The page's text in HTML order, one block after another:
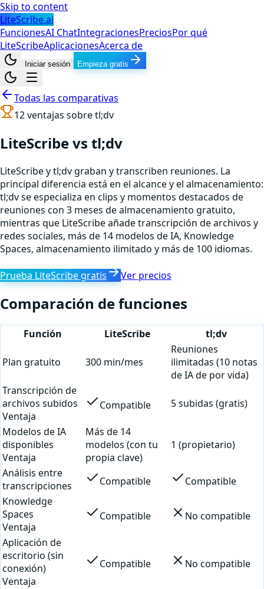
Skip to content
LiteScribe.ai
FuncionesAI ChatIntegracionesPreciosPor qué
LiteScribeAplicacionesAcerca de
Iniciar sesión Empieza gratis
Todas las comparativas
12ventajas sobretl;dv
LiteScribe vs tl;dv
LiteScribe y tl;dv graban y transcriben reuniones. La
principal diferencia está en el alcance y el almacenamiento:
tl;dv se especializa en clips y momentos destacados de
reuniones con 3 meses de almacenamiento gratuito,
mientras que LiteScribe añade transcripción de archivos y
redes sociales, más de 14 modelos de IA, Knowledge
Spaces, almacenamiento ilimitado y más de 100 idiomas.
Prueba LiteScribe gratis Ver precios
Comparación de funciones
Función LiteScribe tl;dv
Plan gratuito 300 min/mes
Reuniones
ilimitadas (10 notas
de IA de por vida)
Transcripción de
archivos subidos
Ventaja
Compatible 5 subidas (gratis)
Modelos de IA
disponibles
Ventaja
Más de 14
modelos (con tu
propia clave)
1 (propietario)
Análisis entre
transcripciones
Compatible
Compatible
Knowledge
Spaces
Ventaja
Compatible No compatible
Aplicación de
escritorio (sin
conexión)
Ventaja
Compatible No compatible